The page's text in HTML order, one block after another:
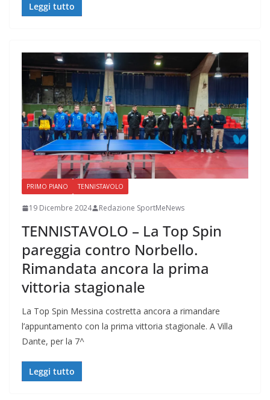
Leggi tutto
PRIMO PIANO TENNISTAVOLO
19 Dicembre 2024 Redazione SportMeNews
TENNISTAVOLO – La Top Spin
pareggia contro Norbello.
Rimandata ancora la prima
vittoria stagionale
La Top Spin Messina costretta ancora a rimandare
l’appuntamento con la prima vittoria stagionale. A Villa
Dante, per la 7^
Leggi tutto